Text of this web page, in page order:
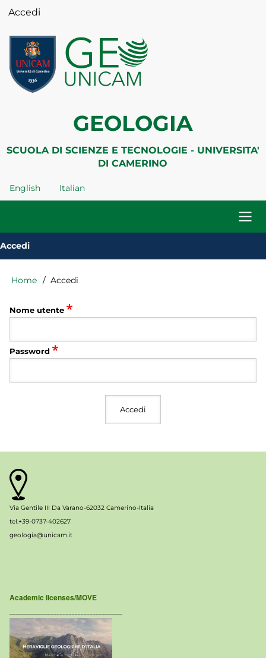
Salta
contenuto
principale
Menu
utente
Accedi
GEOLOGIA
SCUOLA DI SCIENZE E TECNOLOGIE - UNIVERSITA'
DI CAMERINO
English Italian
Navigazione
Accedi
Briciole
pane
Home Accedi
Nome utente
Password
Via Gentile III Da Varano-62032 Camerino-Italia
tel.+39-0737-402627
geologia@unicam.it
Academic licenses/MOVE